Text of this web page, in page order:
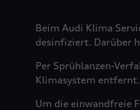
Beim Audi Klima
desinfiziert. Darüber
Per Sprühlanzen-
Klimasystem entfernt.
Um die einwandfreie